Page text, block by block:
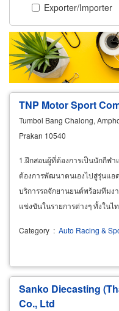
Exporter/Importer
TNP Motor Sport
Tumbol Bang Chalong,
Prakan 10540
1.ฝึกสอนผู้ที่ต้องการเป็นนักกีฬ
ต้องการพัฒนาตนเองไปสู่รุ่นแ
บริการรถจักยานยนต์พร้อมทีมง
แข่งขันในรายการต่างๆ ทั้งใน
ต่างประเทศ
Category : Auto Racing &
Sanko Diecasting
Co., Ltd